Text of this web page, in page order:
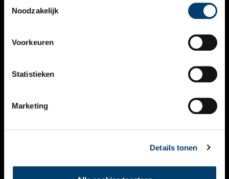
Noodzakelijk
Voorkeuren
Statistieken
Marketing
Details tonen
VERHALEN
KALENDER
THEMA’S
VIDEO’S
CONTACT